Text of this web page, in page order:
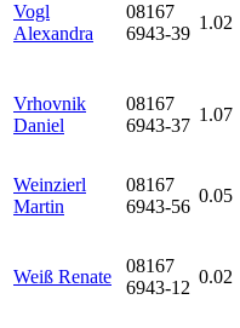
Vogl
Alexandra
08167
6943-39
1.02
Vrhovnik
Daniel
08167
6943-37
1.07
Weinzierl
Martin
08167
6943-56
0.05
Weiß Renate
08167
6943-12
0.02